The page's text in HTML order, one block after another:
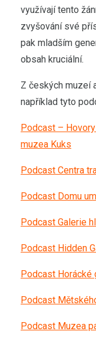
využívají tento
zvyšování své
pak mladším
obsah kruciální.
Z českých muzeí
například tyto
Podcast –
muzea Kuks
Podcast Centra
Podcast Domu
Podcast Galerie
Podcast Hidden
Podcast Horácké
Podcast
Podcast Muzea